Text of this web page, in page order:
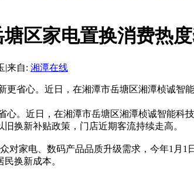
区家电置换消费热
|来自: 湘潭在线
省心。近日，在湘潭市岳塘区湘潭桢诚智
。近日，在湘潭市岳塘区湘潭桢诚智能科
换新补贴政策，门店近期客流持续走高。
对家电、数码产品品质升级需求，今年1月
换新成本。